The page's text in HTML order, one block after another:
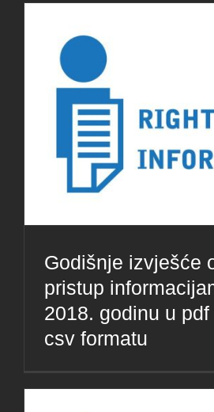
Godišnje izvješće
pristup
2018. godinu u
csv formatu